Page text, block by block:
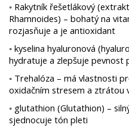
◦ Rakytník řešetlákový
Rhamnoides) – bohatý na
rozjasňuje a je antioxidant
◦ kyselina hyaluronová
hydratuje a zlepšuje pevnost
◦ Trehalóza – má vlastnosti
oxidačním stresem a ztrátou
◦ glutathion (Glutathion) –
sjednocuje tón pleti